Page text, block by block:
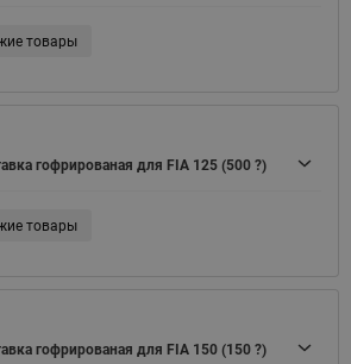
товары
гофрированая для FIA 125 (500 ?)
товары
гофрированая для FIA 150 (150 ?)